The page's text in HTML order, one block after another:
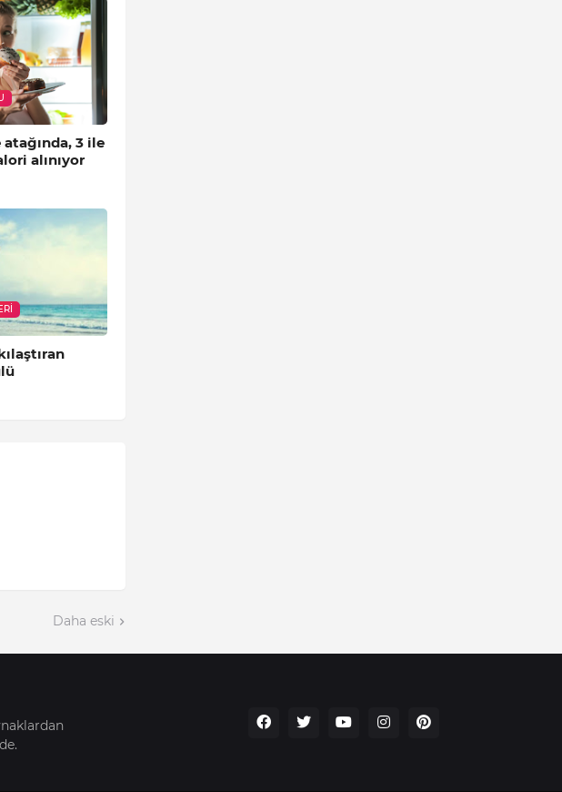
3 ile
alınıyor
Daha eski